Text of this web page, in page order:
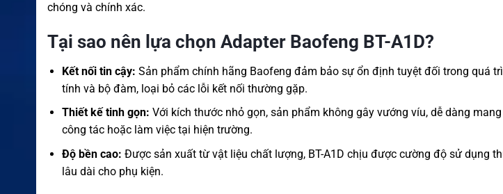
chóng và chính xác.
Tại sao nên lựa chọn Adapter Baofeng BT-A1D?
Kết nối tin cậy: Sản phẩm chính hãng Baofeng đảm bảo sự ổn định tuyệt đối trong quá
tính và bộ đàm, loại bỏ các lỗi kết nối thường gặp.
Thiết kế tinh gọn: Với kích thước nhỏ gọn, sản phẩm không gây vướng víu, dễ dàng
công tác hoặc làm việc tại hiện trường.
Độ bền cao: Được sản xuất từ vật liệu chất lượng, BT-A1D chịu được cường độ sử dụng
lâu dài cho phụ kiện.